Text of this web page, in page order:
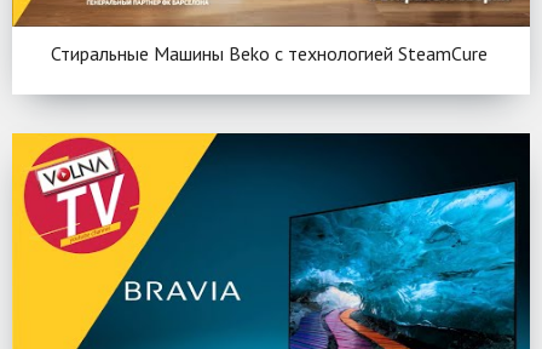
Стиральные Машины Beko c технологией SteamCure